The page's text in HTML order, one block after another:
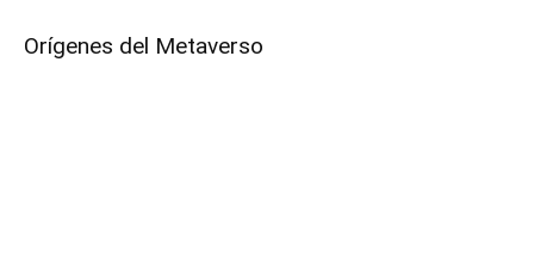
Orígenes del Metaverso